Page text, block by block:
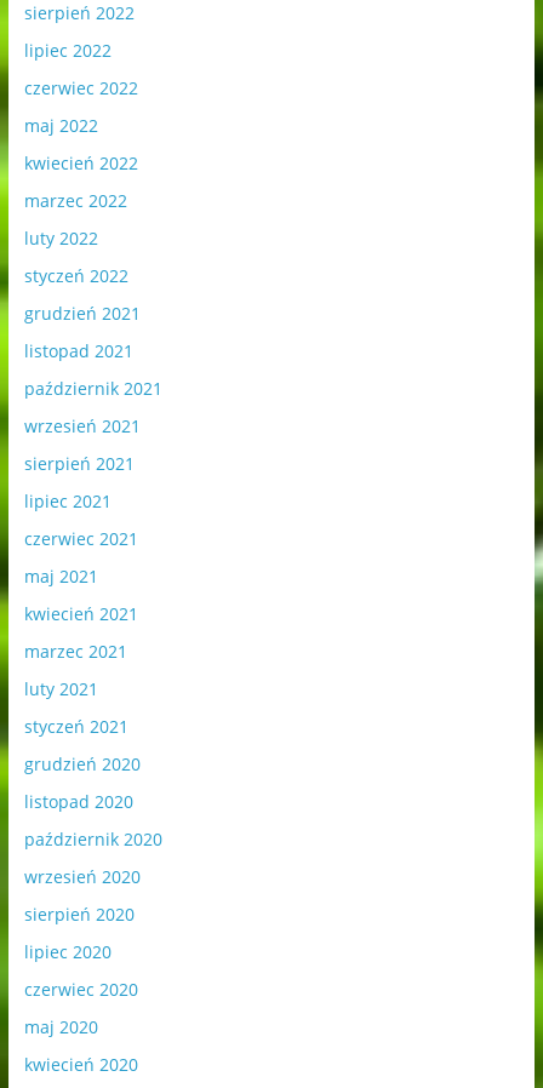
sierpień 2022
lipiec 2022
czerwiec 2022
maj 2022
kwiecień 2022
marzec 2022
luty 2022
styczeń 2022
grudzień 2021
listopad 2021
październik 2021
wrzesień 2021
sierpień 2021
lipiec 2021
czerwiec 2021
maj 2021
kwiecień 2021
marzec 2021
luty 2021
styczeń 2021
grudzień 2020
listopad 2020
październik 2020
wrzesień 2020
sierpień 2020
lipiec 2020
czerwiec 2020
maj 2020
kwiecień 2020